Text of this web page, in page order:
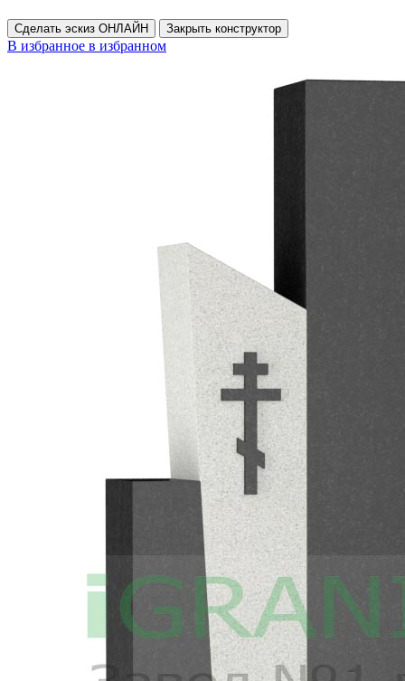
Сделать эскиз ОНЛАЙН Закрыть конструктор
В избранное в избранном